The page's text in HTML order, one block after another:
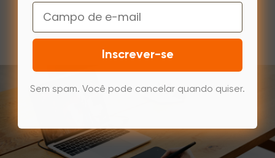
Email
Inscrever-se
Sem spam. Você pode cancelar quando quiser.